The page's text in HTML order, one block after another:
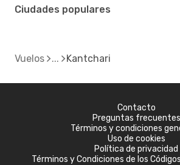
Ciudades populares
Vuelos Kantchari
Contacto
Preguntas frecuentes
Términos y condiciones
Uso de cookies
Política de privacidad
Términos y Condiciones de los